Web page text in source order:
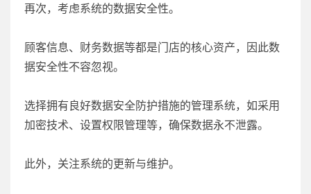
再次，考虑系统的数据安全性。
顾客信息、财务数据等都是门店的核心资产，因此数
据安全性不容忽视。
选择拥有良好数据安全防护措施的管理系统，如采用
加密技术、设置权限管理等，确保数据永不泄露。
此外，关注系统的更新与维护。